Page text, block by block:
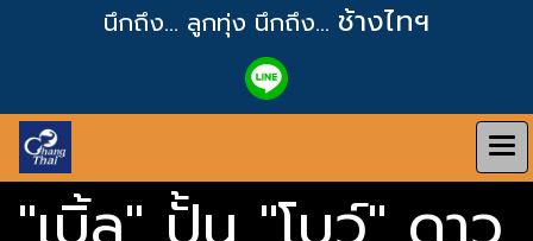
นึกถึง... ลูกทุ่ง นึกถึง... ช้างไทฯ